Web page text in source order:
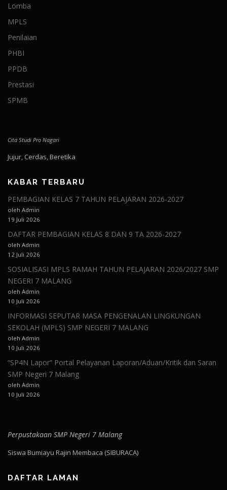
Lomba
MPLS
Penilaian
PHBI
PPDB
Prestasi
SPMB
Cita Studi Pro Nagari
Jujur, Cerdas, Beretika
KABAR TERBARU
PEMBAGIAN KELAS 7 TAHUN PELAJARAN 2026-2027
oleh Admin
19 Juli 2026
DAFTAR PEMBAGIAN KELAS 8 DAN 9 TA 2026-2027
oleh Admin
12 Juli 2026
SOSIALISASI MPLS RAMAH TAHUN PELAJARAN 2026/2027 SMP
NEGERI 7 MALANG
oleh Admin
10 Juli 2026
INFORMASI SEPUTAR MASA PENGENALAN LINGKUNGAN
SEKOLAH (MPLS) SMP NEGERI 7 MALANG
oleh Admin
10 Juli 2026
“SP4N Lapor” Portal Pelayanan Laporan/Aduan/Kritik dan Saran
SMP Negeri 7 Malang
oleh Admin
10 Juli 2026
Perpustakaan SMP Negeri 7 Malang
Siswa Bumiayu Rajin Membaca (SIBURACA)
DAFTAR LAMAN